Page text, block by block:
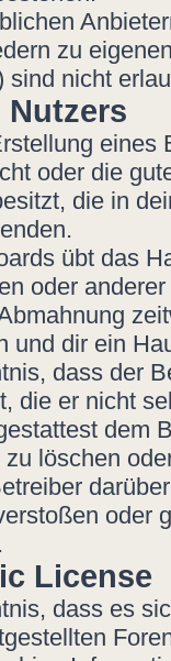
zu
sind nicht
Nutzers
eines
oder die
die in
übt das
oder
und dir ein
dass der
die er nicht
dem
löschen
oder
License
dass es